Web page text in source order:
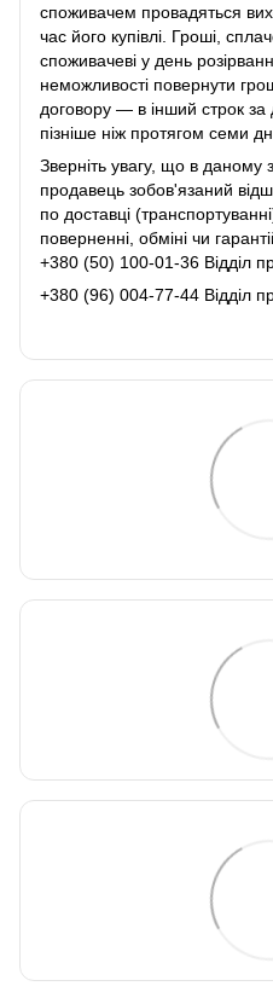
споживачем провадяться
час його купівлі. Гроші,
споживачеві у день
неможливості повернути
договору ― в інший строк
пізніше ніж протягом семи
Зверніть увагу, що в даному
продавець зобов'язаний
по доставці
поверненні, обміні чи
+380 (50) 100-01-36 Відділ
+380 (96) 004-77-44 Відділ